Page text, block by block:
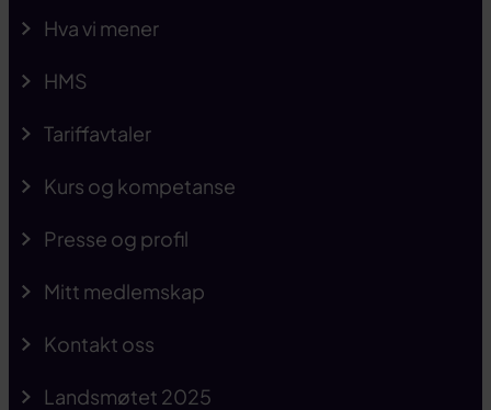
Hva vi mener
HMS
Tariffavtaler
Kurs og kompetanse
Presse og profil
Mitt medlemskap
Kontakt oss
Landsmøtet 2025